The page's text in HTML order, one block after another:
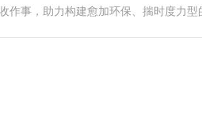
事，助力构建愈加环保、揣时度力型